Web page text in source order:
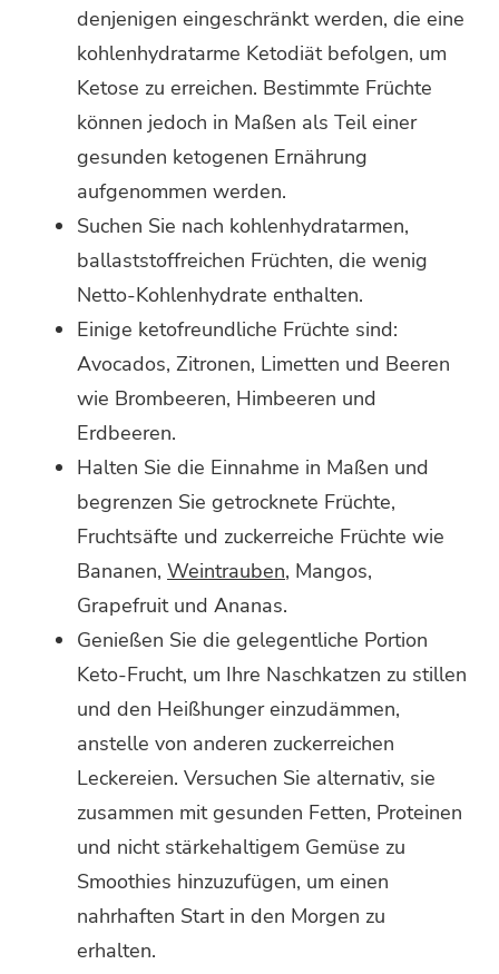
denjenigen eingeschränkt werden, die eine
kohlenhydratarme Ketodiät befolgen, um
Ketose zu erreichen. Bestimmte Früchte
können jedoch in Maßen als Teil einer
gesunden ketogenen Ernährung
aufgenommen werden.
Suchen Sie nach kohlenhydratarmen,
ballaststoffreichen Früchten, die wenig
Netto-Kohlenhydrate enthalten.
Einige ketofreundliche Früchte sind:
Avocados, Zitronen, Limetten und Beeren
wie Brombeeren, Himbeeren und
Erdbeeren.
Halten Sie die Einnahme in Maßen und
begrenzen Sie getrocknete Früchte,
Fruchtsäfte und zuckerreiche Früchte wie
Bananen, Weintrauben, Mangos,
Grapefruit und Ananas.
Genießen Sie die gelegentliche Portion
Keto-Frucht, um Ihre Naschkatzen zu stillen
und den Heißhunger einzudämmen,
anstelle von anderen zuckerreichen
Leckereien. Versuchen Sie alternativ, sie
zusammen mit gesunden Fetten, Proteinen
und nicht stärkehaltigem Gemüse zu
Smoothies hinzuzufügen, um einen
nahrhaften Start in den Morgen zu
erhalten.